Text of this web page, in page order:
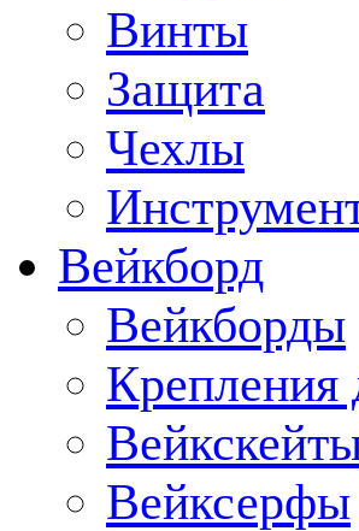
Винты
Защита
Чехлы
Вейкборд
Вейкборды
Крепления
Вейксерфы